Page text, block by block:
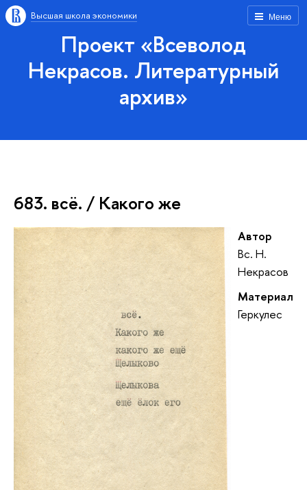
Меню
Высшая школа экономики
Проект «Всеволод
Некрасов. Литературный
архив»
683. всё. / Какого же
Автор
Вс. Н.
Некрасов
Материал
Геркулес